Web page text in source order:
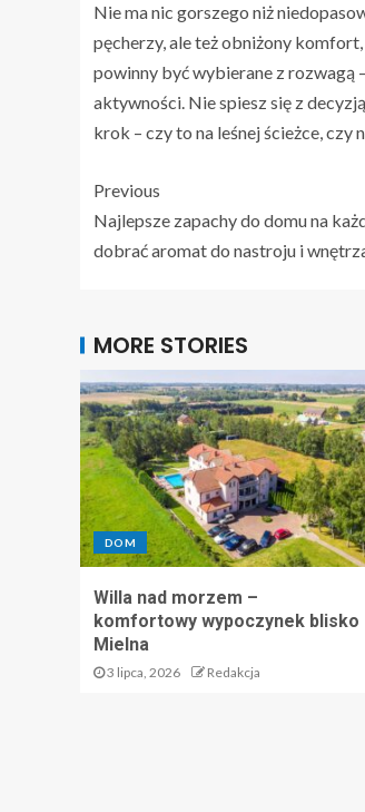
Nie ma nic gorszego niż
pęcherzy, ale też obniżony
powinny być wybierane z rozwagą
aktywności. Nie spiesz się z
krok – czy to na leśnej ścieżce, czy
Previous
Najlepsze zapachy do domu na
dobrać aromat do nastroju i
MORE STORIES
DOM
Willa nad morzem –
komfortowy wypoczynek blisko
Mielna
3 lipca, 2026 Redakcja